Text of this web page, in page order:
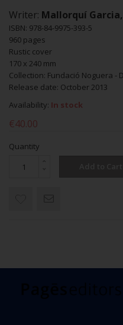
Writer: Mallorquí
ISBN: 978-84-9975-393-5
960 pages
Rustic cover
170 x 240 mm
Collection: Fundació Noguera -
Release date: October 2013
Availability: In stock
€40.00
Quantity